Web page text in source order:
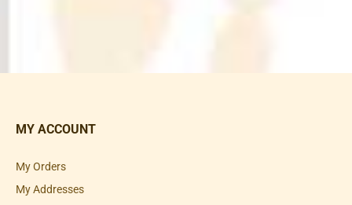
MY ACCOUNT
My Orders
My Addresses